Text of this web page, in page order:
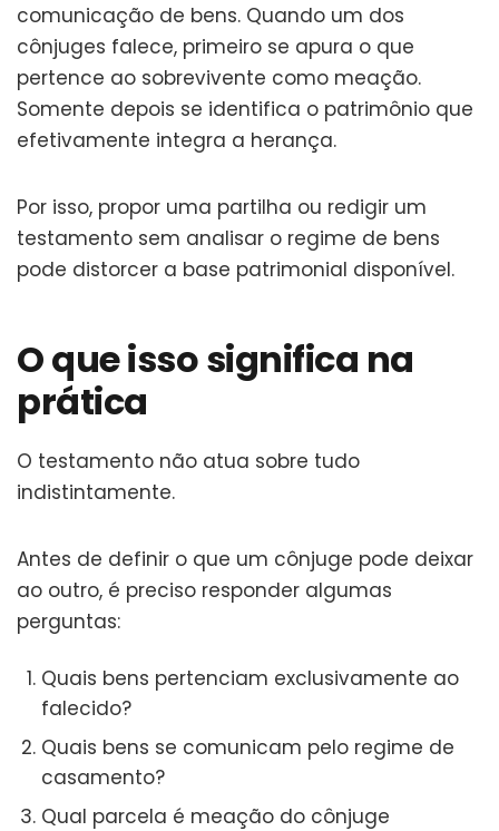
comunicação de bens. Quando um dos
cônjuges falece, primeiro se apura o que
pertence ao sobrevivente como meação.
Somente depois se identifica o patrimônio que
efetivamente integra a herança.
Por isso, propor uma partilha ou redigir um
testamento sem analisar o regime de bens
pode distorcer a base patrimonial disponível.
O que isso significa na
prática
O testamento não atua sobre tudo
indistintamente.
Antes de definir o que um cônjuge pode deixar
ao outro, é preciso responder algumas
perguntas:
Quais bens pertenciam exclusivamente ao
falecido?
Quais bens se comunicam pelo regime de
casamento?
Qual parcela é meação do cônjuge